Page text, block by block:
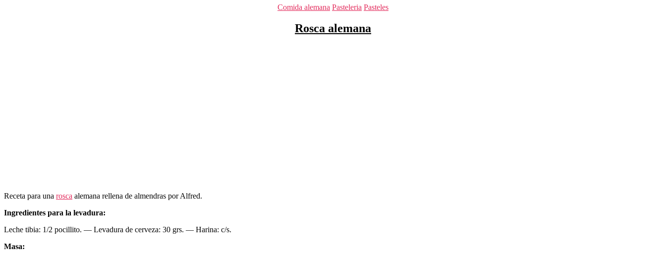
Categorías
Comida alemana Pasteleria Pasteles
Rosca alemana
Receta para una rosca alemana rellena de almendras por Alfred.
Ingredientes para la levadura:
Leche tibia: 1/2 pocillito. — Levadura de cerveza: 30 grs. — Harina: c/s.
Masa: